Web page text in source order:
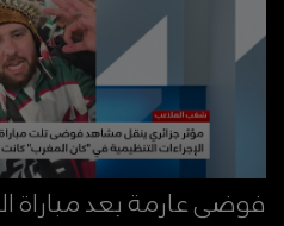
فوضى عارمة بعد مباراة